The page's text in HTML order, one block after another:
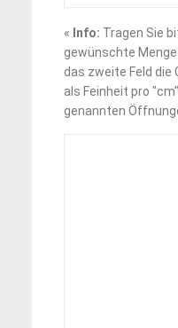
« Info: Tragen Sie
gewünschte
das zweite Feld die
als Feinheit pro
genannten